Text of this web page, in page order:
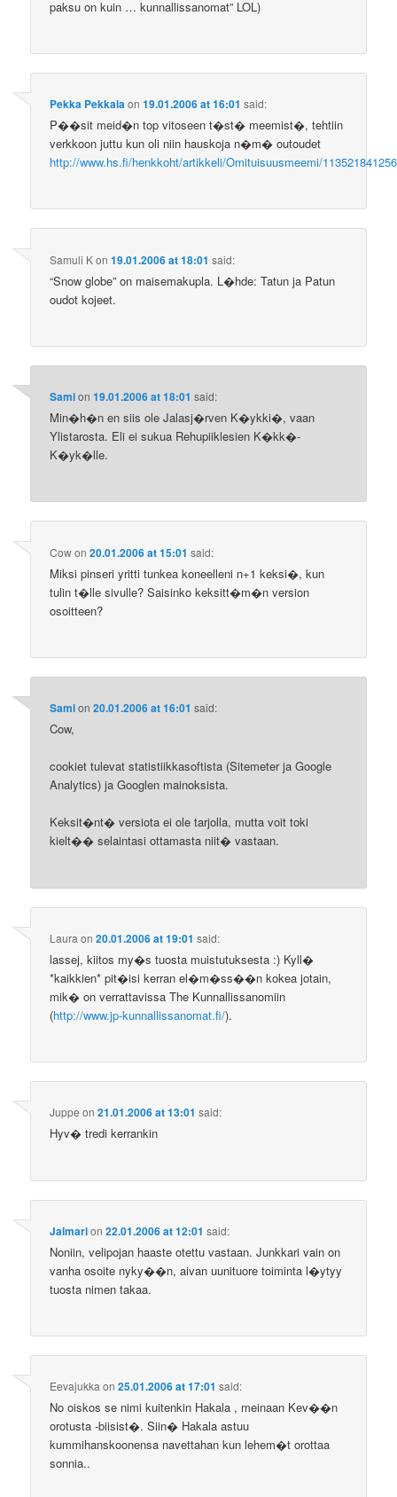
paksu on kuin … kunnallissanomat” LOL)
Pekka Pekkalaon19.01.2006 at 16:01 said:
P��sit meid�n top vitoseen t�st� meemist�, tehtiin
verkkoon juttu kun oli niin hauskoja n�m� outoudet
http://www.hs.fi/henkkoht/artikkeli/Omituisuusmeemi/
Samuli Kon19.01.2006 at 18:01 said:
“Snow globe” on maisemakupla. L�hde: Tatun ja Patun
oudot kojeet.
Samion19.01.2006 at 18:01 said:
Min�h�n en siis ole Jalasj�rven K�ykki�, vaan
Ylistarosta. Eli ei sukua Rehupiiklesien K�kk�-
K�yk�lle.
Cowon20.01.2006 at 15:01 said:
Miksi pinseri yritti tunkea koneelleni n+1 keksi�, kun
tulin t�lle sivulle? Saisinko keksitt�m�n version
osoitteen?
Samion20.01.2006 at 16:01 said:
Cow,
cookiet tulevat statistiikkasoftista (Sitemeter ja Google
Analytics) ja Googlen mainoksista.
Keksit�nt� versiota ei ole tarjolla, mutta voit toki
kielt�� selaintasi ottamasta niit� vastaan.
Laura on20.01.2006 at 19:01 said:
lassej, kiitos my�s tuosta muistutuksesta :) Kyll�
*kaikkien* pit�isi kerran el�m�ss��n kokea jotain,
mik� on verrattavissa The Kunnallissanomiin
(http://www.jp-kunnallissanomat.fi/).
Juppe on21.01.2006 at 13:01 said:
Hyv� tredi kerrankin
Jalmarion22.01.2006 at 12:01 said:
Noniin, velipojan haaste otettu vastaan. Junkkari vain on
vanha osoite nyky��n, aivan uunituore toiminta l�ytyy
tuosta nimen takaa.
Eevajukka on25.01.2006 at 17:01 said:
No oiskos se nimi kuitenkin Hakala , meinaan Kev��n
orotusta -biisist�. Siin� Hakala astuu
kummihanskoonensa navettahan kun lehem�t orottaa
sonnia..